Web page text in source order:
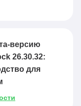
версию
26.30.32:
для